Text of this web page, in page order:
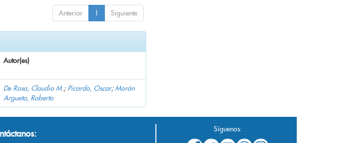
Anterior 1 Siguiente
Autor(es)
De Rosa, Claudio M.; Picardo, Oscar;Morán
Argueta, Roberto
Síguenos: